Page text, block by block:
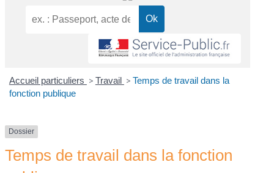
Accueil particuliers > Travail > Temps de travail dans la
fonction publique
Dossier
Temps de travail dans la fonction